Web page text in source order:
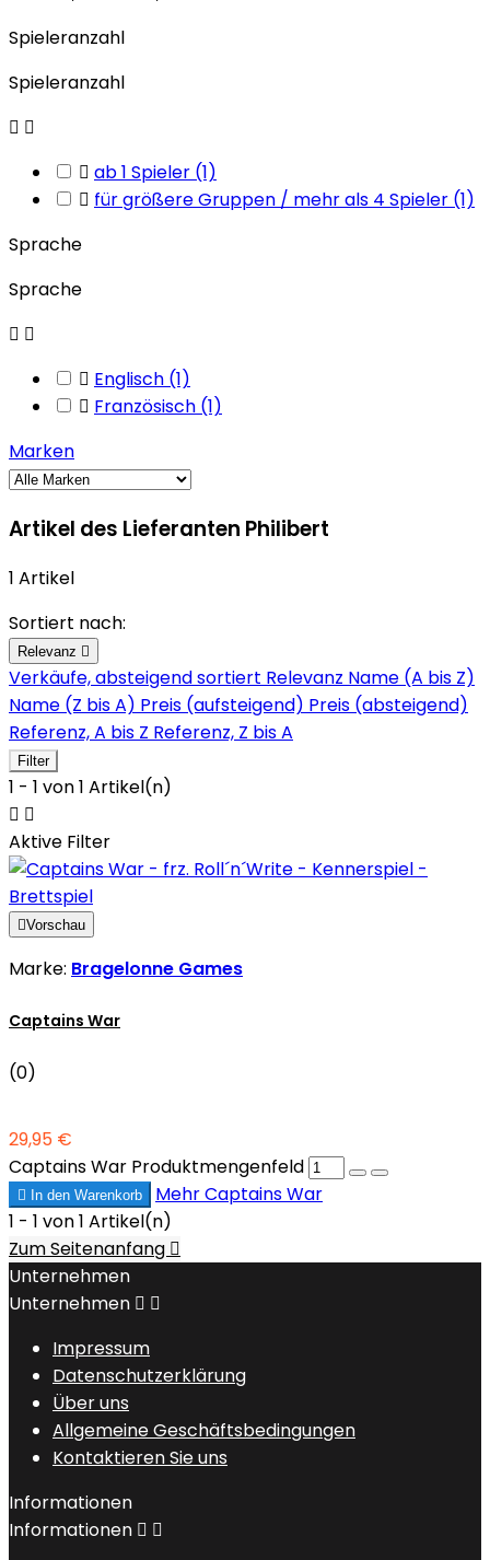
Spieleranzahl
Spieleranzahl
 
 ab 1 Spieler (1)
 für größere Gruppen / mehr als 4 Spieler (1)
Sprache
Sprache
 
 Englisch (1)
 Französisch (1)
Marken
Artikel des Lieferanten Philibert
1 Artikel
Sortiert nach:
Relevanz 
Verkäufe, absteigend sortiert Relevanz Name (A bis Z)
Name (Z bis A) Preis (aufsteigend) Preis (absteigend)
Referenz, A bis Z Referenz, Z bis A
Filter
1 - 1 von 1 Artikel(n)
 
Aktive Filter
Vorschau
Marke: Bragelonne Games
Captains War
(0)
29,95 €
Captains War Produktmengenfeld
 In den Warenkorb MehrCaptains War
1 - 1 von 1 Artikel(n)
Zum Seitenanfang 
Unternehmen
Unternehmen  
Impressum
Datenschutzerklärung
Über uns
Allgemeine Geschäftsbedingungen
Kontaktieren Sie uns
Informationen
Informationen  